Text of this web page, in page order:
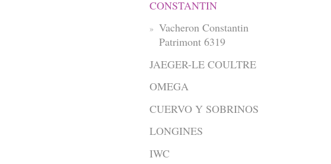
CONSTANTIN
Vacheron Constantin
Patrimont 6319
JAEGER-LE COULTRE
OMEGA
CUERVO Y SOBRINOS
LONGINES
IWC